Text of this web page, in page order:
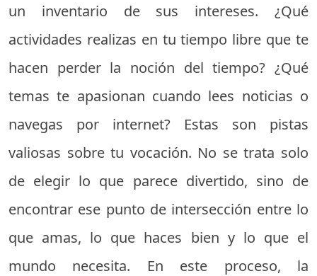
un inventario de sus intereses. ¿Qué
actividades realizas en tu tiempo libre que te
hacen perder la noción del tiempo? ¿Qué
temas te apasionan cuando lees noticias o
navegas por internet? Estas son pistas
valiosas sobre tu vocación. No se trata solo
de elegir lo que parece divertido, sino de
encontrar ese punto de intersección entre lo
que amas, lo que haces bien y lo que el
mundo necesita. En este proceso, la